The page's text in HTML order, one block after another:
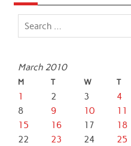
March 2010
M T W T
1 2 3 4
8
9 10 11
15
16 17 18
22
23 24 25